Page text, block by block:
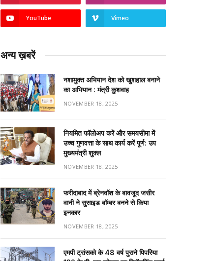
YouTube Vimeo
अन्य ख़बरें
नशामुक्त अभियान देश को खुशहाल बनाने
का अभियान : मंत्री कुशवाह
NOVEMBER 18, 2025
नियमित फॉलोअप करें और समयसीमा में
उच्च गुणवत्ता के साथ कार्य करें पूर्ण: उप
मुख्यमंत्री शुक्ल
NOVEMBER 18, 2025
फरीदाबाद में ब्रेनवॉश के बावजूद जसीर
वानी ने सुसाइड बॉम्बर बनने से किया
इनकार
NOVEMBER 18, 2025
एमपी ट्रांसको के 48 वर्ष पुराने पिपरिया